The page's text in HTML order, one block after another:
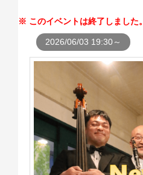
このイベントは終了しました。
2026/06/03 19:30～